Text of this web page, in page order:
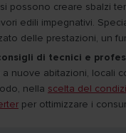
creare sbalzi
edili impegnativi.
delle prestazioni, un
di tecnici e
abitazioni, locali
nella scelta del
per ottimizzare i